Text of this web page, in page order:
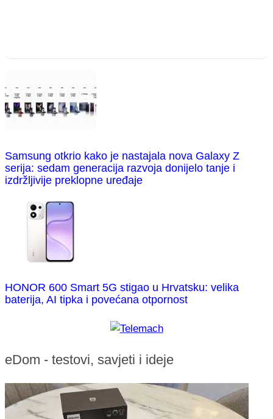
Samsung otkrio kako je nastajala nova Galaxy Z
serija: sedam generacija razvoja donijelo tanje i
izdržljivije preklopne uređaje
HONOR 600 Smart 5G stigao u Hrvatsku: velika
baterija, AI tipka i povećana otpornost
eDom - testovi, savjeti i ideje